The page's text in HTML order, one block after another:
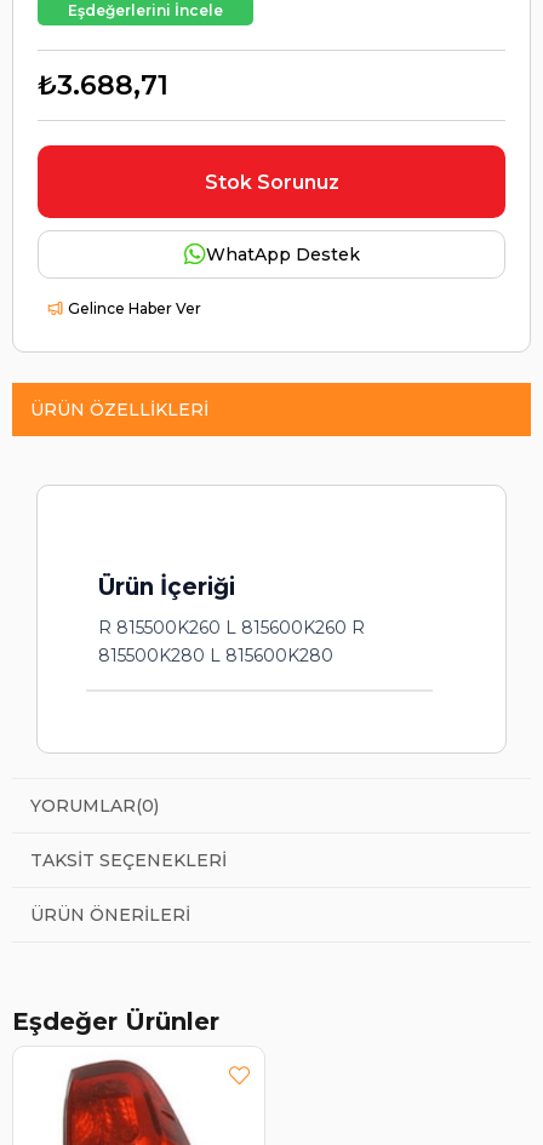
Eşdeğerlerini İncele
₺3.688,71
Stok Sorunuz
WhatApp Destek
Gelince Haber Ver
ÜRÜN ÖZELLIKLERI
Ürün İçeriği
R 815500K260 L 815600K260 R
815500K280 L 815600K280
YORUMLAR(0)
TAKSIT SEÇENEKLERI
ÜRÜN ÖNERILERI
Eşdeğer Ürünler